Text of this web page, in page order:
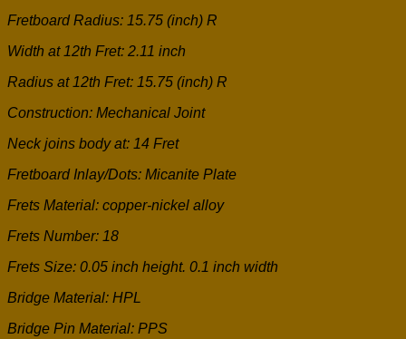
Fretboard Radius: 15.75 (inch) R
Width at 12th Fret: 2.11 inch
Radius at 12th Fret: 15.75 (inch) R
Construction: Mechanical Joint
Neck joins body at: 14 Fret
Fretboard Inlay/Dots: Micanite Plate
Frets Material: copper-nickel alloy
Frets Number: 18
Frets Size: 0.05 inch height. 0.1 inch width
Bridge Material: HPL
Bridge Pin Material: PPS